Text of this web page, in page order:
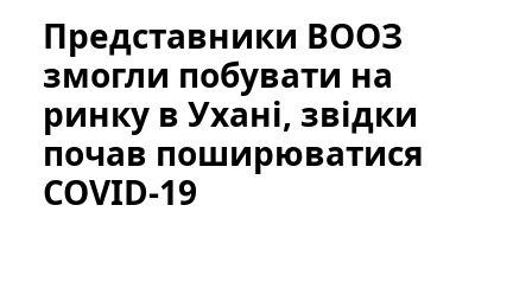
Представники ВООЗ
змогли побувати на
ринку в Ухані, звідки
почав поширюватися
COVID-19